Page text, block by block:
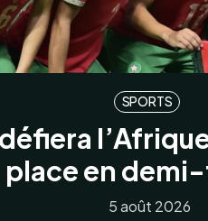
SPORTS
place en
5 août 2026